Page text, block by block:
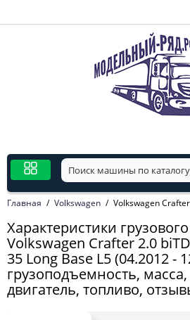
Главная Volkswagen Volkswagen
Характеристики
Volkswagen Crafter 2.0
35 Long Base L5 (04.2012 -
грузоподъемность, масса,
двигатель, топливо,